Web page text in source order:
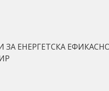
ЕНЕРГЕТСКА